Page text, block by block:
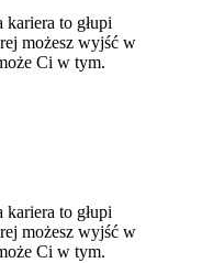
to głupi
możesz wyjść w
Ci w tym.
to głupi
możesz wyjść w
Ci w tym.